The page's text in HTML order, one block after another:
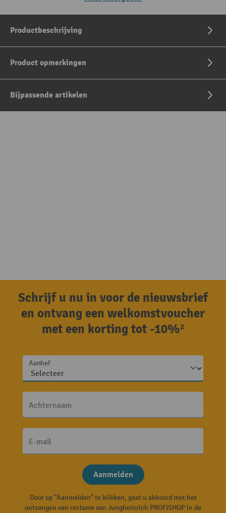
Productbeschrijving
Product opmerkingen
Bijpassende artikelen
Schrijf u nu in voor de nieuwsbrief
en ontvang een welkomstvoucher
met een korting tot -10%²
Aanhef
Achternaam
E-mail
Aanmelden
Door op "Aanmelden" te klikken, gaat u akkoord met het
ontvangen van reclame van Jungheinrich PROFISHOP in de